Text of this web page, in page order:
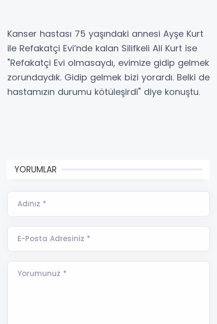
Kanser hastası 75 yaşındaki annesi Ayşe Kurt
ile Refakatçi Evi’nde kalan Silifkeli Ali Kurt ise
"Refakatçi Evi olmasaydı, evimize gidip gelmek
zorundaydık. Gidip gelmek bizi yorardı. Belki de
hastamızın durumu kötüleşirdi" diye konuştu.
YORUMLAR
Adınız *
E-Posta Adresiniz *
Yorumunuz *